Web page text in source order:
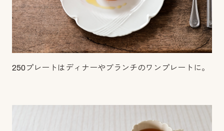
250プレートはディナーやブランチのワンプレートに。